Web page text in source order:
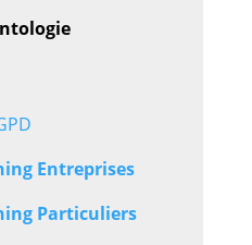
Entreprises
Particuliers